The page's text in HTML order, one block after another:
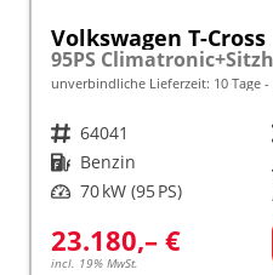
Volkswagen T-Cross
unverbindliche Lieferzeit: 10 Tage
Fahrzeugnr. 64041
Kraftstoff Benzin
Leistung 70 kW (95 PS)
23.180,– €
incl. 19% MwSt.